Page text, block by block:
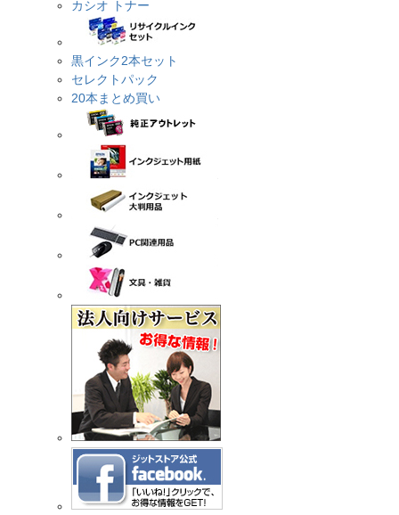
カシオ トナー
黒インク2本セット
セレクトパック
20本まとめ買い